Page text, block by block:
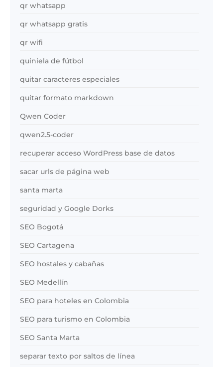
qr whatsapp
qr whatsapp gratis
qr wifi
quiniela de fútbol
quitar caracteres especiales
quitar formato markdown
Qwen Coder
qwen2.5-coder
recuperar acceso WordPress base de datos
sacar urls de página web
santa marta
seguridad y Google Dorks
SEO Bogotá
SEO Cartagena
SEO hostales y cabañas
SEO Medellín
SEO para hoteles en Colombia
SEO para turismo en Colombia
SEO Santa Marta
separar texto por saltos de línea